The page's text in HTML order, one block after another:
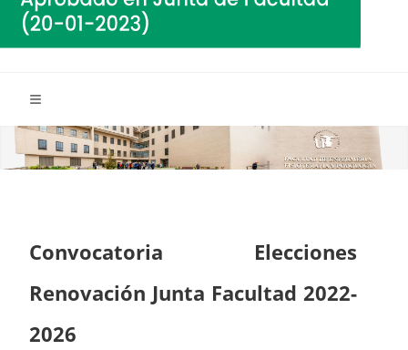
Convocatoria Elecciones
Renovación Junta Facultad 2022-
2026